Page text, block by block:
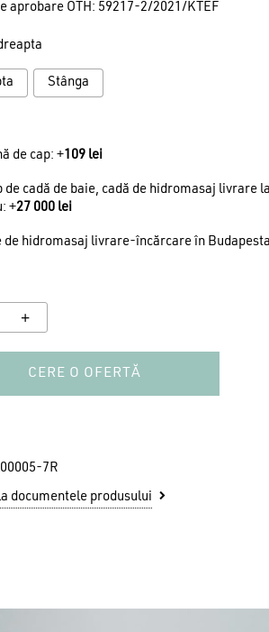
aprobare OTH: 59217-2/2021/KTEF
Stânga
de cap: +109 lei
de cadă de baie, cadă de hidromasaj livrare la
+27 000 lei
de hidromasaj livrare-încărcare în
CERE O OFERTĂ
7R
documentele produsului